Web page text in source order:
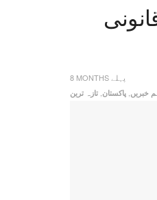
8 MONTHS پہلے
خبریں پاکستان تازہ ترین